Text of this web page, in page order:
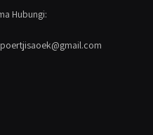
Hubungi: